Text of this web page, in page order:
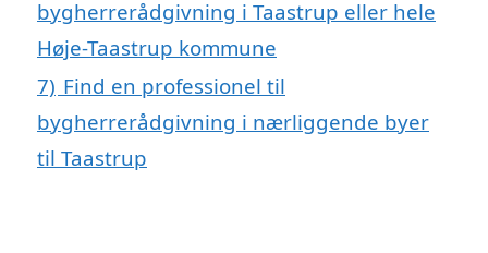
bygherrerådgivning i Taastrup eller hele
Høje-Taastrup kommune
7) Find en professionel til
bygherrerådgivning i nærliggende byer
til Taastrup